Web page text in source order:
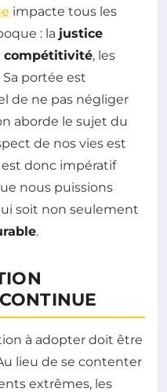
impacte tous les
: la justice
compétitivité, les
Sa portée est
de ne pas négliger
aborde le sujet du
de nos vies est
donc impératif
nous puissions
soit non seulement
.
à adopter doit être
lieu de se contenter
extrêmes, les